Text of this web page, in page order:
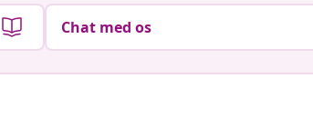
Chat med os